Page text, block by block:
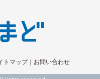
トマップ｜ お問い合わせ